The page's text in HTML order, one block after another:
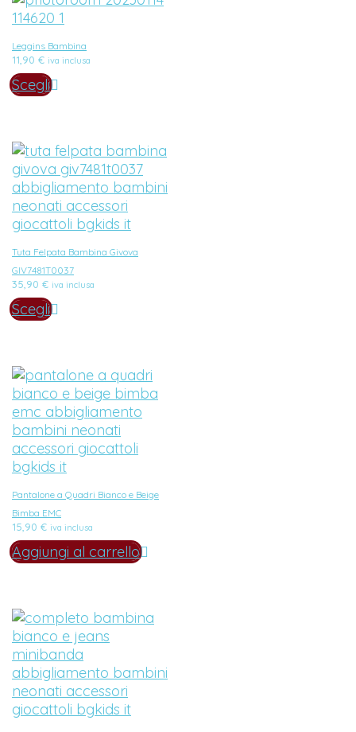
Leggins Bambina
11,90 € iva inclusa
Scegli
Tuta Felpata Bambina Givova
GIV7481T0037
35,90 € iva inclusa
Scegli
Pantalone a Quadri Bianco e Beige
Bimba EMC
15,90 € iva inclusa
Aggiungi al carrello